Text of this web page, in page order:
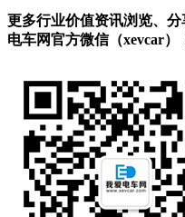
更多行业价值资讯浏览、
电车网官方微信（xevcar）